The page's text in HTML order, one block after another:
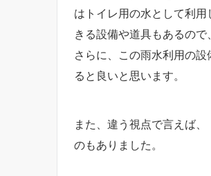
はトイレ用の水として利
きる設備や道具もあるので
さらに、この雨水利用の設
ると良いと思います。
また、違う視点で言えば、
のもありました。